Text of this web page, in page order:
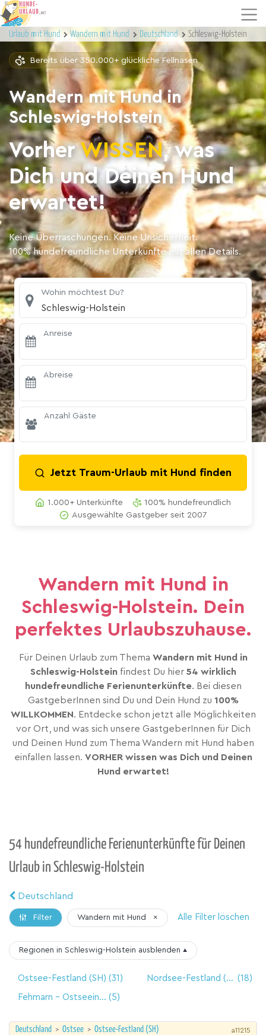
Urlaub mit Hund Wandern mit Hund Deutschland Schleswig-Holstein
Bereits über 350.000+ glückliche Fellnasen
Wandern mit Hund in
Schleswig-Holstein
VorherWISSEN, was
Dich und Deinen Hund
erwartet!
Keine Überraschungen. Keine Unsicherheit.
100% hundefreundliche Unterkünfte mit allen Details.
Wohin möchtest Du?
Schleswig-Holstein
Anreise
Abreise
Anzahl Gäste
Jetzt Traum-Urlaub mit Hund finden
1.000+ Unterkünfte
100% hundefreundlich
Ausgewählte Gastgeber seit 2007
Wandern mit Hund in
Schleswig-Holstein. Dein
perfektes Urlaubszuhause.
Für Deinen Urlaub zum Thema Wandern mit Hund in
Schleswig-Holsteinfindest Du hier 54 wirklich
hundefreundliche Ferienunterkünfte. Bei diesen
GastgeberInnen sind Du und Dein Hund zu 100%
WILLKOMMEN. Entdecke schon jetzt alle Möglichkeiten
vor Ort, und was sich unsere GastgeberInnen für Dich
und Deinen Hund zum Thema Wandern mit Hund haben
einfallen lassen. VORHER wissen was Dich und Deinen
Hund erwartet!
54 hundefreundliche Ferienunterkünfte für Deinen
Urlaub in Schleswig-Holstein
Deutschland
Filter Wandern mit Hund × Alle Filter löschen
Regionen in Schleswig-Holstein ausblenden ▴
Ostsee-Festland (SH) (31) Nordsee-Festland (SH) (18)
Fehmarn - Ostseeinsel (5)
Deutschland > Ostsee > Ostsee-Festland (SH) a11215